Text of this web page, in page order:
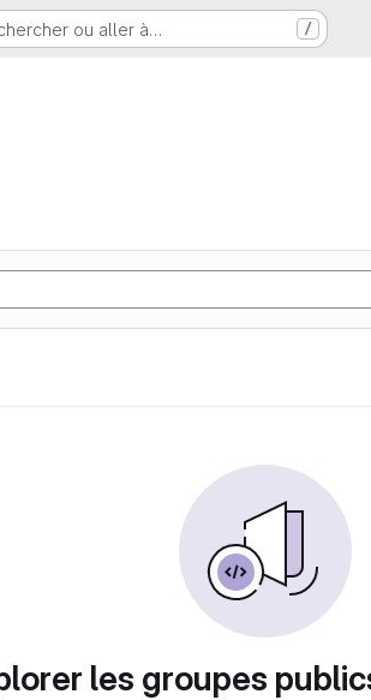
ou aller à… /
les groupes